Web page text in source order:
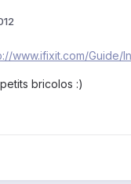
www.ifixit.com/Guide/
bricolos :)